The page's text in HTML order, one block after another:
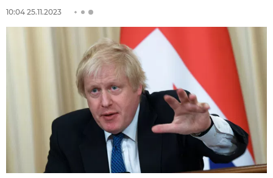
10:04 25.11.2023